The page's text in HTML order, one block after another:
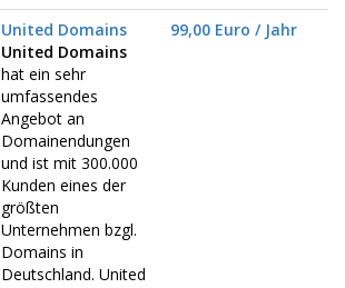
United Domains
United Domains
hat ein sehr
umfassendes
Angebot an
Domainendungen
und ist mit 300.000
Kunden eines der
größten
Unternehmen bzgl.
Domains in
Deutschland. United
99,00 Euro / Jahr